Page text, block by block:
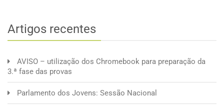
Artigos recentes
AVISO – utilização dos Chromebook para preparação da
3.ª fase das provas
Parlamento dos Jovens: Sessão Nacional